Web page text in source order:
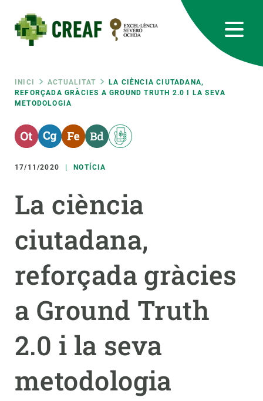
contingut
Fil
d'ariadna
INICI ACTUALITAT
LA CIÈNCIA CIUTADANA,
REFORÇADA GRÀCIES A GROUND TRUTH 2.0 I LA SEVA
METODOLOGIA
17/11/2020 NOTÍCIA
La ciència
ciutadana,
reforçada gràcies
a Ground Truth
2.0 i la seva
metodologia
RRSS
Featured
responsive
Responsive
menu
RECERCA
CIÈNCIA EN ACCIÓ
NOTÍCIES I AGENDA